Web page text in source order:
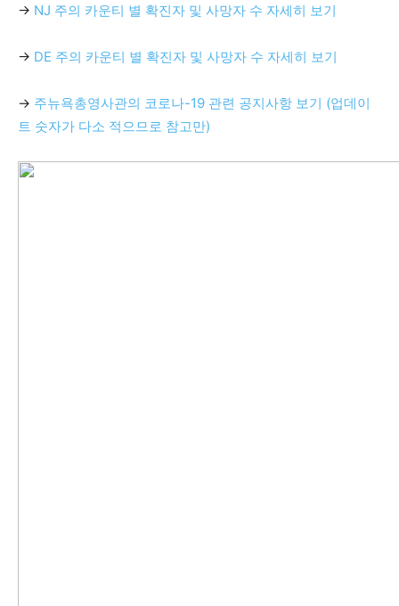
→ NJ 주의 카운티 별 확진자 및 사망자 수 자세히 보기
→ DE 주의 카운티 별 확진자 및 사망자 수 자세히 보기
→ 주뉴욕총영사관의 코로나-19 관련 공지사항 보기 (업데이
트 숫자가 다소 적으므로 참고만)